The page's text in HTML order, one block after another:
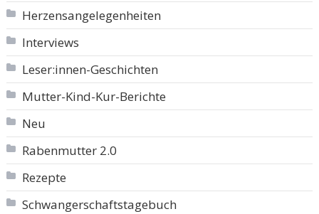
Herzensangelegenheiten
Interviews
Leser:innen-Geschichten
Mutter-Kind-Kur-Berichte
Neu
Rabenmutter 2.0
Rezepte
Schwangerschaftstagebuch